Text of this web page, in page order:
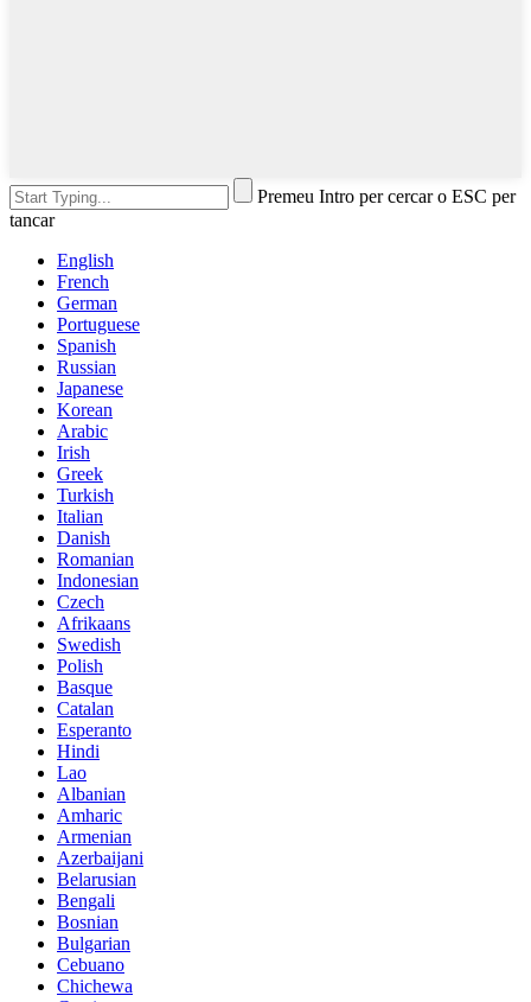
Premeu Intro per cercar o ESC per
tancar
English
French
German
Portuguese
Spanish
Russian
Japanese
Korean
Arabic
Irish
Greek
Turkish
Italian
Danish
Romanian
Indonesian
Czech
Afrikaans
Swedish
Polish
Basque
Catalan
Esperanto
Hindi
Lao
Albanian
Amharic
Armenian
Azerbaijani
Belarusian
Bengali
Bosnian
Bulgarian
Cebuano
Chichewa